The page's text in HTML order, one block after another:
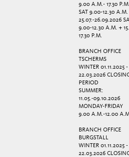
9.00 A.M.- 17.30 P.M.
SAT 9.00-12.30 A.M.
25.07.-26.09.2026
9.00-12.30 A.M. +
17.30 P.M.
BRANCH OFFICE
TSCHERMS
WINTER 01.11.2025 -
22.03.2026
PERIOD
SUMMER:
11.05.-09.10.2026
MONDAY-FRIDAY
9.00 A.M.-12.00
BRANCH OFFICE
BURGSTALL
WINTER 01.11.2025 -
22.03.2026